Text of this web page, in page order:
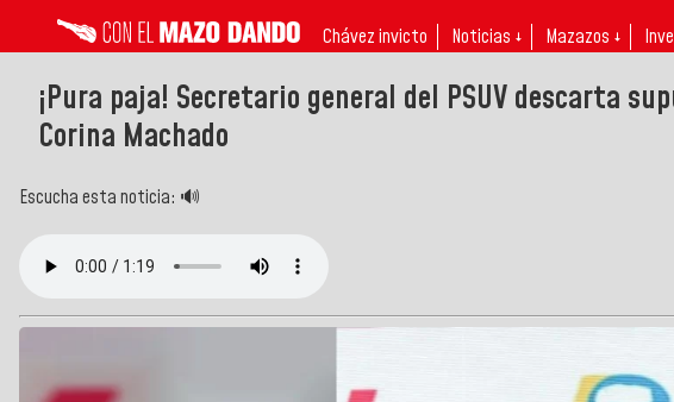
Chávez invicto Noticias ↓ Mazazos ↓
¡Pura paja! Secretario general del PSUV descarta
Corina Machado
Escucha esta noticia: 🔊